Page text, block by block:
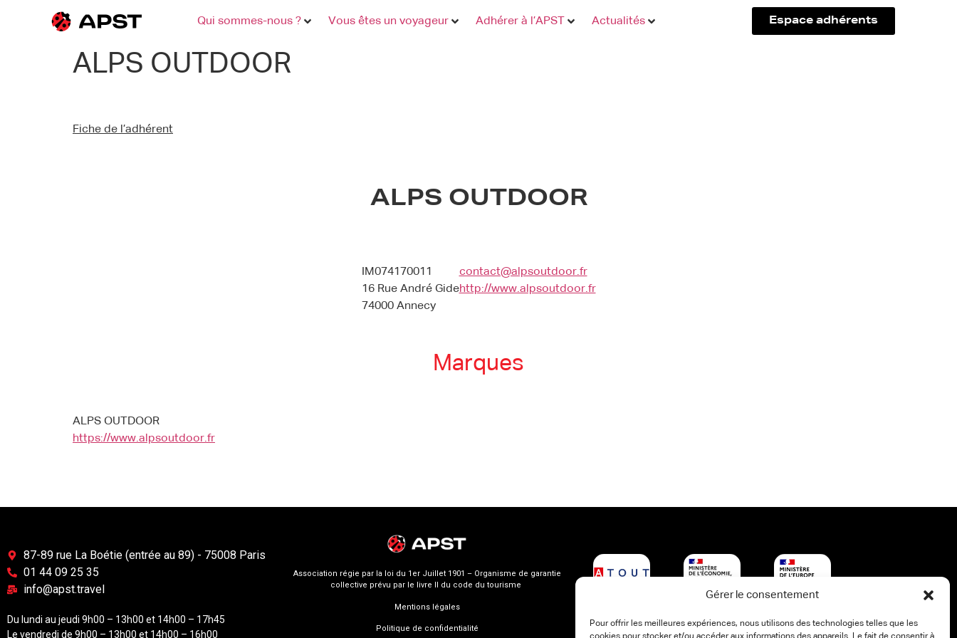
Gérer le consentement
Pour offrir les meilleures expériences, nous utilisons des technologies telles que les
Qui sommes-nous ? Vous êtes un voyageur Adhérer à l’APST Actualités Espace adhérents
ALPS OUTDOOR
Fiche de l’adhérent
ALPS OUTDOOR
IM074170011
16 Rue André Gide
74000 Annecy
contact@alpsoutdoor.fr
http://www.alpsoutdoor.fr
Marques
ALPS OUTDOOR
https://www.alpsoutdoor.fr
87-89 rue La Boétie (entrée au 89) - 75008 Paris
01 44 09 25 35
info@apst.travel
Du lundi au jeudi 9h00 – 13h00 et 14h00 – 17h45
Le vendredi de 9h00 – 13h00 et 14h00 – 16h00
Association régie par la loi du 1er Juillet 1901 – Organisme de garantie
collective prévu par le livre II du code du tourisme
Mentions légales
Politique de confidentialité